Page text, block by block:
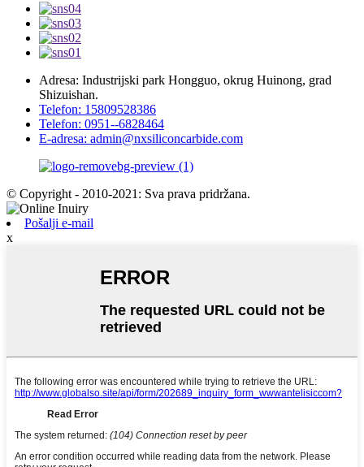
Adresa: Industrijski park Hongguo, okrug Huinong, grad
Shizuishan.
Telefon: 15809528386
Telefon: 0951--6828464
E-adresa: admin@nxsiliconcarbide.com
© Copyright - 2010-2021: Sva prava pridržana.
Pošalji e-mail
x